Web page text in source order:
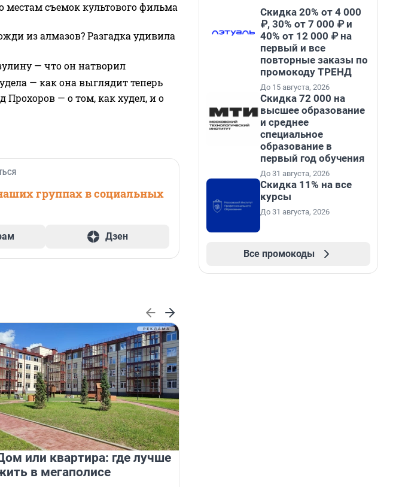
местам съемок культового фильма
из алмазов? Разгадка удивила
— что он натворил
— как она выглядит теперь
Прохоров — о том, как худел, и о
группах в социальных
Дзен
или квартира: где лучше
в мегаполисе
Скидка 20% от 4 000
₽, 30% от 7 000 ₽ и
40% от 12 000 ₽ на
первый и все
повторные заказы по
промокоду ТРЕНД
До 15 августа, 2026
Скидка 72 000 на
высшее образование
и среднее
специальное
образование в
первый год обучения
До 31 августа, 2026
Скидка 11% на все
курсы
До 31 августа, 2026
Все промокоды